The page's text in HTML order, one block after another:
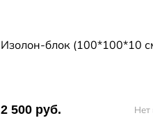
Изолон-блок (100*100*10
2 500 руб. Нет